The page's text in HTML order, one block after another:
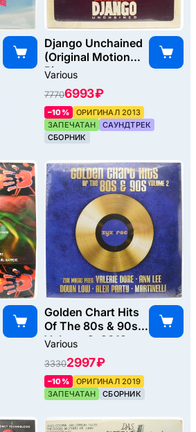
Django Unchained
(Original Motion
Picture
(2LP), 2013
Various
77706993 ₽
–10%
ОРИГИНАЛ 2013
ЗАПЕЧАТАН
САУНДТРЕК
СБОРНИК
Golden Chart Hits
Of The 80s & 90s
Volume 2, 2019
Various
33302997 ₽
–10%
ОРИГИНАЛ 2019
ЗАПЕЧАТАН
СБОРНИК